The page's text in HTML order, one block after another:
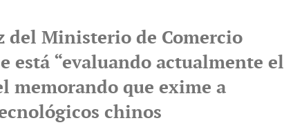
del Ministerio de Comercio
está “evaluando actualmente el
memorando que exime a
chinos